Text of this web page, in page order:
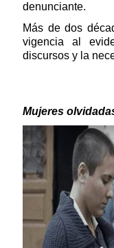
denunciante.
Más de dos
vigencia al
discursos y la
Mujeres